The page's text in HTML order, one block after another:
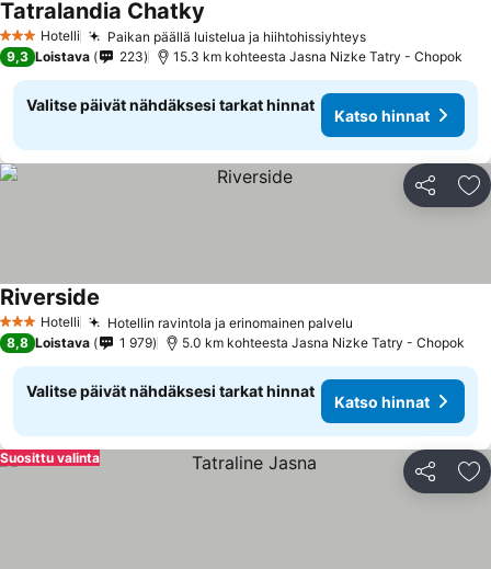
3 Tähtiluokitus
Hotelli Paikan päällä luistelua ja hiihtohissiyhteys
Tatralandia Chatky
9,3 Loistava 223 15.3 km kohteesta Jasna Nizke Tatry - Chopok
Valitse päivät nähdäksesi tarkat hinnat
Katso hinnat
Jaa
3 Tähtiluokitus
Hotelli Hotellin ravintola ja erinomainen palvelu
Riverside
8,8 Loistava 1 979 5.0 km kohteesta Jasna Nizke Tatry - Chopok
Valitse päivät nähdäksesi tarkat hinnat
Katso hinnat
Jaa
Suosittu valinta